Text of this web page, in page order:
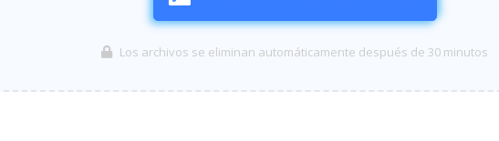
Los archivos se eliminan automáticamente después de 30 minutos